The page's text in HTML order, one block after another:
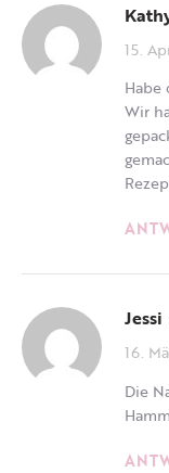
15.
Habe
Wir
Jessi
16.
Die